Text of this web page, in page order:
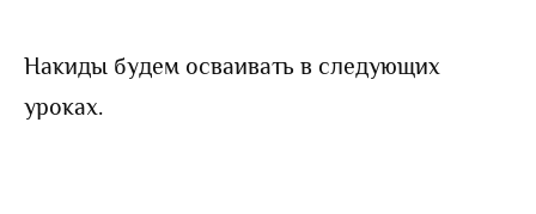
Накиды будем осваивать в следующих
уроках.